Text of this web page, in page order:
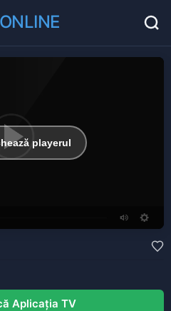
ONLINE 36
playerul
Aplicația TV